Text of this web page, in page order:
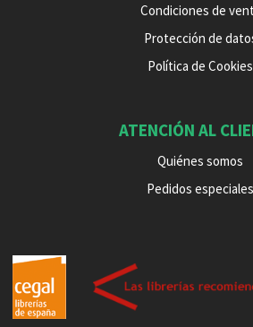
Condiciones de
Protección de
Política de Cookies
ATENCIÓN AL
Quiénes somos
Pedidos especiales